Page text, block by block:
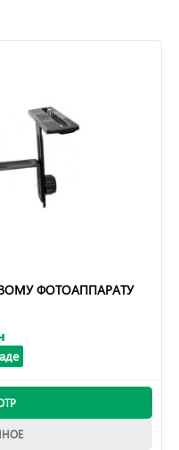
ФОТОАППАРАТУ